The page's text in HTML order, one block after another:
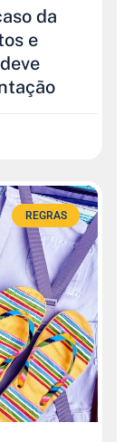
da
e
REGRAS